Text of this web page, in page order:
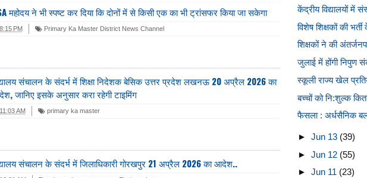
महोदय ने भी स्पष्ट कर दिया कि दोनों में से किसी एक का भी ट्रांसफर किया जा सकेगा
PM Primary Ka Master District News Channel
संचालन के संदर्भ में शिक्षा निदेशक बेसिक उत्तर प्रदेश लखनऊ 20 अप्रैल 2026 का
जानिए इसके अनुसार करा रहेगी टाइमिंग
AM primary ka master
संचालन के संदर्भ में जिलाधिकारी गोरखपुर 21 अप्रैल 2026 का आदेश..
केंद्रीय विद्यालयों में
विशेष शिक्षकों की
शिक्षकों ने की
जुलाई में होंगी निपुण
स्कूली राज्य खेल
बच्चों को नि:शुल्क
फैसला : अर्धसैनिक
► Jun 13 (39)
► Jun 12 (55)
► Jun 11 (23)